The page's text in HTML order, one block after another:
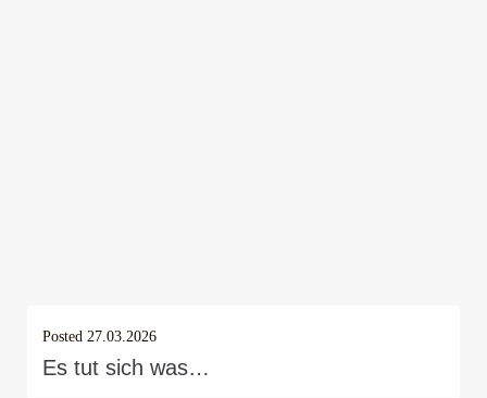
Posted 27.03.2026
Es tut sich was…